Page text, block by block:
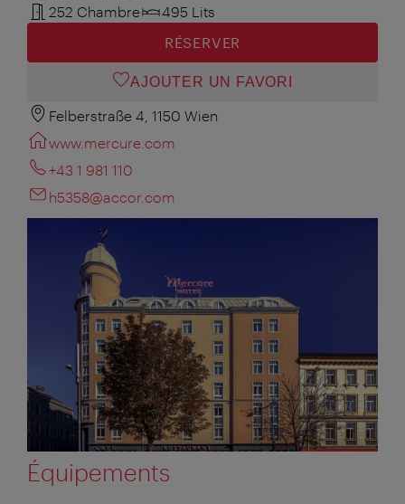
252 Chambre
495 Lits
RÉSERVER
AJOUTER UN FAVORI
Felberstraße 4, 1150 Wien
www.mercure.com
+43 1 981 110
h5358@accor.com
Équipements